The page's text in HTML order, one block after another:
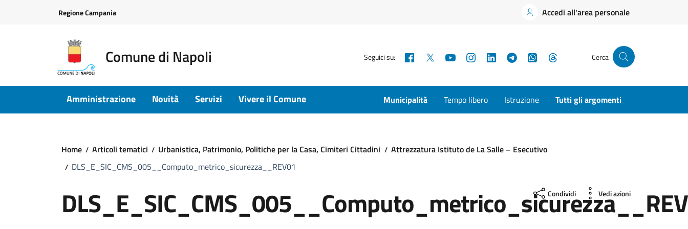
Regione Campania Accedi all'area personale
Comune di Napoli Seguici su: Facebook YouTubeInstagramLinkedInTelegramWhatsApp Cerca
Amministrazione Novità Servizi Vivere il Comune Municipalità Tempo libero Istruzione Tutti gli argomenti
Home Articoli tematici Urbanistica, Patrimonio, Politiche per la Casa, Cimiteri Cittadini
Attrezzatura Istituto de La Salle – Esecutivo
DLS_E_SIC_CMS_005__Computo_metrico_sicurezza__REV01
Condividi Vedi azioni